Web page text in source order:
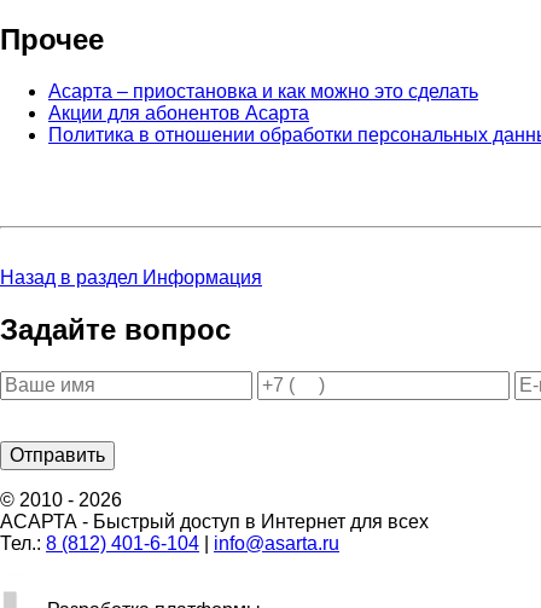
Прочее
Асарта – приостановка и как можно это сделать
Акции для абонентов Асарта
Политика в отношении обработки персональных
Назад в раздел Информация
Задайте вопрос
© 2010 - 2026
АСАРТА - Быстрый доступ в Интернет для всех
Тел.: 8 (812) 401-6-104 info@asarta.ru